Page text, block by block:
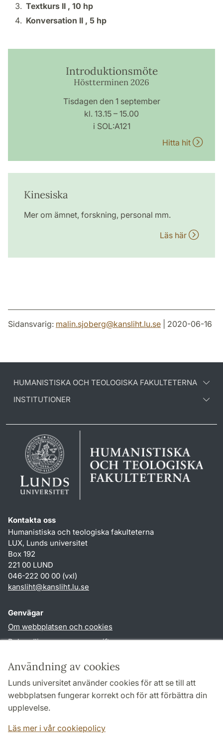
Användning av cookies
Lunds universitet använder cookies för att se till att
webbplatsen fungerar korrekt och för att förbättra din
upplevelse.
Läs mer i vår cookiepolicy
Textkurs II , 10 hp
Konversation II , 5 hp
Introduktionsmöte
Höstterminen 2026
Tisdagen den 1 september
kl. 13.15 – 15.00
i SOL:A121
Hitta hit
Kinesiska
Mer om ämnet, forskning, personal mm.
Läs här
Sidansvarig: malin.sjoberg@kansliht.lu.se | 2020-06-16
HUMANISTISKA OCH TEOLOGISKA FAKULTETERNA
INSTITUTIONER
Kontakta oss
Humanistiska och teologiska fakulteterna
LUX, Lunds universitet
Box 192
221 00 LUND
046-222 00 00 (vxl)
kansliht@kansliht.lu.se
Genvägar
Om webbplatsen och cookies
Behandling av personuppgifter
TYPO3-login
Följ oss i sociala medier